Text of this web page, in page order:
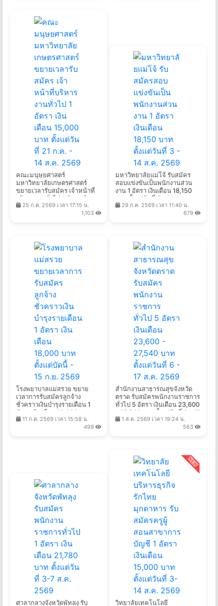
คณะมนุษยศาสตร์
มหาวิทยาลัยเกษตรศาสตร์
ขยายเวลารับสมัคร เจ้าหน้าที่
บริหารงานทั่วไป 1 อัตรา เงิน
เดือน 15,000 บาท ตั้งแต่วันที่
25 ก.ค. 2569 เวลา 17:15 น.
1,103
มหาวิทยาลัยแม่โจ้ รับสมัคร
สอบแข่งขันเป็นพนักงานส่วน
งาน 1 อัตรา เงินเดือน 18,150
บาท ตั้งแต่วันที่ 3 - 14 ส.ค.
2569
29 ก.ค. 2569 เวลา 11:40 น.
679
โรงพยาบาลแม่สรวย ขยาย
เวลาการรับสมัครลูกจ้าง
ชั่วคราวเงินบำรุงรายเดือน 1
อัตรา เงินเดือน 18,000 บาท
ตั้งแต่บัดนี้ - 15 ก.ย. 2569
11 ก.ค. 2569 เวลา 15:58 น.
499
สํานักงานสาธารณสุขจังหวัด
ตราด รับสมัครพนักงานราชการ
ทั่วไป 5 อัตรา เงินเดือน 23,600
- 27,540 บาท ตั้งแต่วันที่ 6 - 17
ส.ค. 2569
1 ส.ค. 2569 เวลา 19:24 น.
563
ศาลากลางจังหวัดพัทลุง รับ
วิทยาลัยเทคโนโลยี